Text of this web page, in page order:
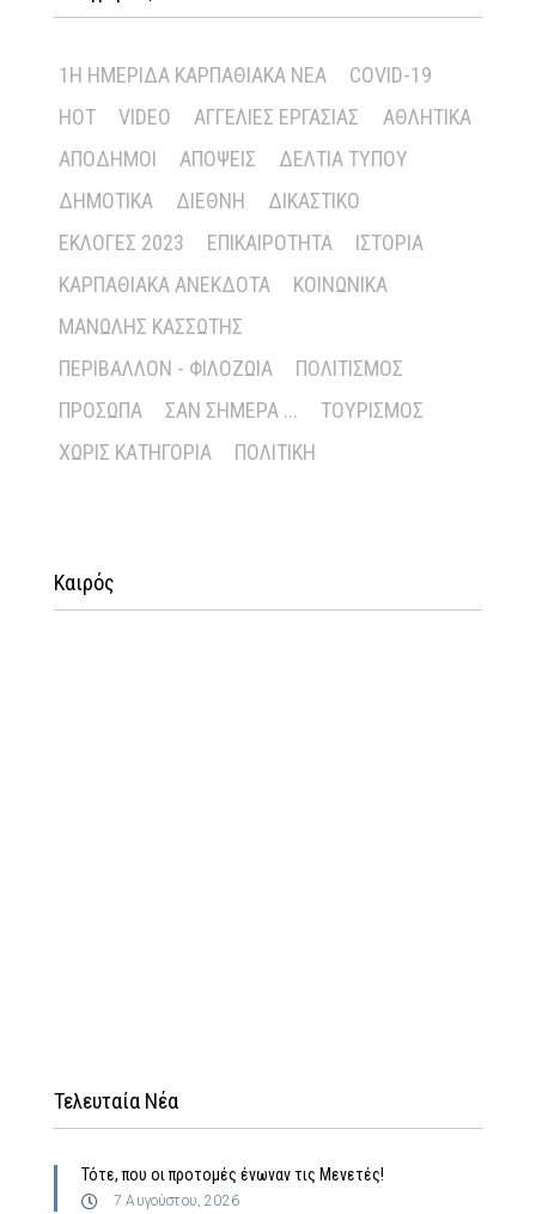
1Η ΗΜΕΡΊΔΑ ΚΑΡΠΑΘΙΑΚΆ ΝΈΑ
COVID-19
HOT
VIDEO ΑΓΓΕΛΊΕΣ ΕΡΓΑΣΊΑΣ
ΑΘΛΗΤΙΚΆ
ΑΠΌΔΗΜΟΙ
ΑΠΌΨΕΙΣ
ΔΕΛΤΊΑ ΤΎΠΟΥ
ΔΗΜΟΤΙΚΆ
ΔΙΕΘΝΉ
ΔΙΚΑΣΤΙΚΌ
ΕΚΛΟΓΈΣ 2023
ΕΠΙΚΑΙΡΌΤΗΤΑ
ΙΣΤΟΡΊΑ
ΚΑΡΠΑΘΙΑΚΆ ΑΝΈΚΔΟΤΑ
ΚΟΙΝΩΝΙΚΆ
ΜΑΝΏΛΗΣ ΚΑΣΣΏΤΗΣ
ΠΕΡΙΒΆΛΛΟΝ - ΦΙΛΟΖΩΊΑ
ΠΟΛΙΤΙΣΜΌΣ
ΠΡΌΣΩΠΑ
ΣΑΝ ΣΉΜΕΡΑ ...
ΤΟΥΡΙΣΜΌΣ
ΧΩΡΊΣ ΚΑΤΗΓΟΡΊΑ
ΠΟΛΙΤΙΚΉ
Καιρός
Τελευταία Νέα
Τότε, που οι προτομές ένωναν τις Μενετές!
7 Αυγούστου, 2026